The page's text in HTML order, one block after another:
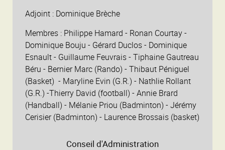
Adjoint : Dominique Brèche
Membres : Philippe Hamard - Ronan Courtay -
Dominique Bouju - Gérard Duclos - Dominique
Esnault - Guillaume Feuvrais - Tiphaine Gautreau
Béru - Bernier Marc (Rando) - Thibaut Péniguel
(Basket) - Maryline Evin (G.R.) - Nathlie Rollant
(G.R.) -Thierry David (football) - Annie Brard
(Handball) - Mélanie Priou (Badminton) - Jérémy
Cerisier (Badminton) - Laurence Brossais (basket)
Conseil d'Administration